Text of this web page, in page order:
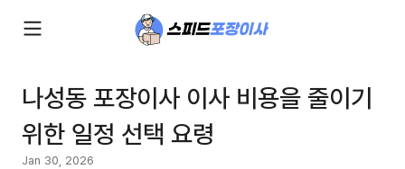
나성동 포장이사 이사 비용을 줄이기
위한 일정 선택 요령
Jan 30, 2026